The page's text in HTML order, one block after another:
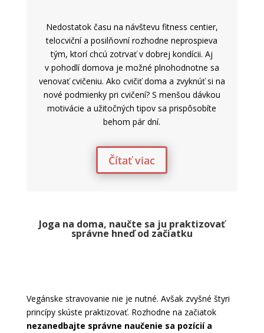
Nedostatok času na návštevu fitness centier,
telocviční a posilňovní rozhodne neprospieva
tým, ktorí chcú zotrvať v dobrej kondícii. Aj
v pohodlí domova je možné plnohodnotne sa
venovať cvičeniu. Ako cvičiť doma a zvyknúť si na
nové podmienky pri cvičení? S menšou dávkou
motivácie a užitočných tipov sa prispôsobíte
behom pár dní.
Čítať viac
Joga na doma, naučte sa ju praktizovať
správne hneď od začiatku
Vegánske stravovanie nie je nutné. Avšak zvyšné štyri
princípy skúste praktizovať. Rozhodne na začiatok
nezanedbajte správne naučenie sa pozícií a